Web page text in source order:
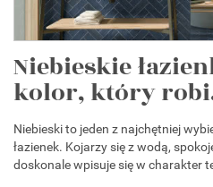
Niebieskie
kolor, który
Niebieski to jeden z najchętniej
łazienek. Kojarzy się z wodą,
doskonale wpisuje się w charakter